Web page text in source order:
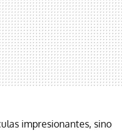
impresionantes, sino